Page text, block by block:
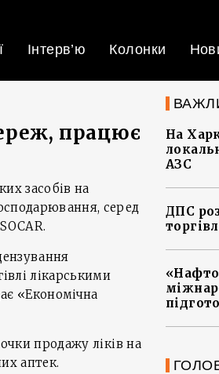
Інтерв’ю Колонки
працює
засобів на
серед
лікарськими
«Економічна
продажу ліків на
аптек.
На
АЗС
ДПС